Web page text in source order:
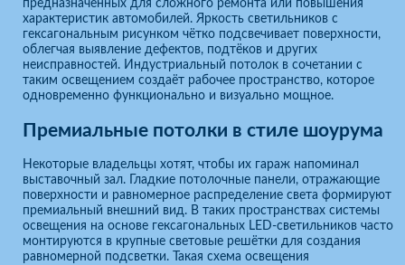
предназначенных для сложного ремонта или повышения
характеристик автомобилей. Яркость светильников с
гексагональным рисунком чётко подсвечивает поверхности,
облегчая выявление дефектов, подтёков и других
неисправностей. Индустриальный потолок в сочетании с
таким освещением создаёт рабочее пространство, которое
одновременно функционально и визуально мощное.
Премиальные потолки в стиле шоурума
Некоторые владельцы хотят, чтобы их гараж напоминал
выставочный зал. Гладкие потолочные панели, отражающие
поверхности и равномерное распределение света формируют
премиальный внешний вид. В таких пространствах системы
освещения на основе гексагональных LED-светильников часто
монтируются в крупные световые решётки для создания
равномерной подсветки. Такая схема освещения